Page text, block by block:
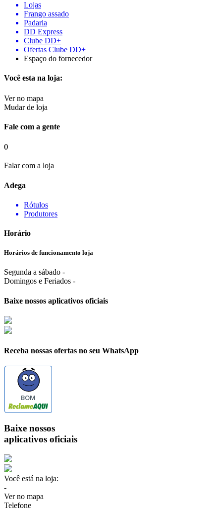
Lojas
Frango assado
Padaria
DD Express
Clube DD+
Ofertas Clube DD+
Espaço do fornecedor
Você esta na loja:
Ver no mapa
Mudar de loja
Fale com a gente
()
Falar com a loja
Adega
Rótulos
Produtores
Horário
Horários de funcionamento loja
Segunda a sábado -
Domingos e Feriados -
Baixe nossos aplicativos oficiais
Receba nossas ofertas no seu WhatsApp
BOM
Baixe nossos
aplicativos oficiais
Você está na loja:
-
Ver no mapa
Telefone